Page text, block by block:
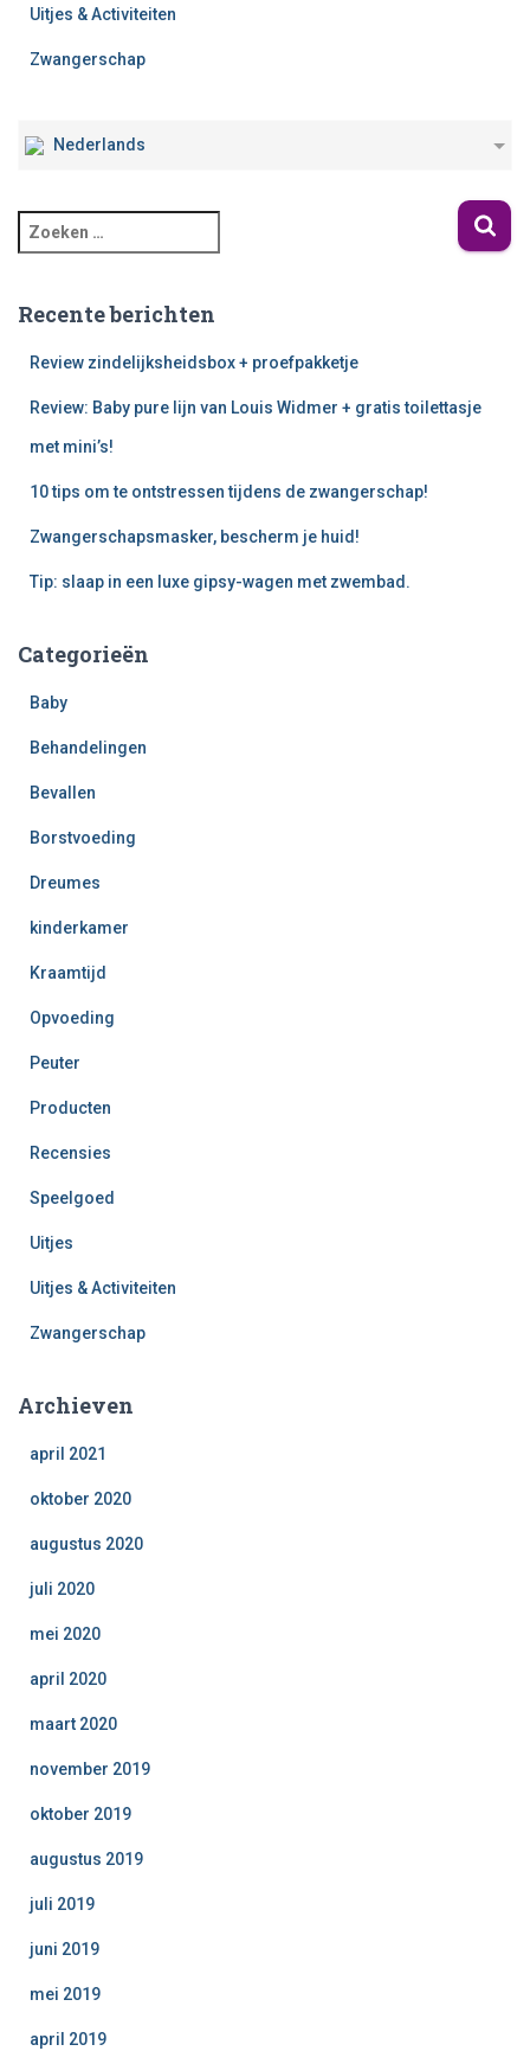
Uitjes & Activiteiten
Zwangerschap
Nederlands
Recente berichten
Review zindelijksheidsbox + proefpakketje
Review: Baby pure lijn van Louis Widmer + gratis toilettasje
met mini’s!
10 tips om te ontstressen tijdens de zwangerschap!
Zwangerschapsmasker, bescherm je huid!
Tip: slaap in een luxe gipsy-wagen met zwembad.
Categorieën
Baby
Behandelingen
Bevallen
Borstvoeding
Dreumes
kinderkamer
Kraamtijd
Opvoeding
Peuter
Producten
Recensies
Speelgoed
Uitjes
Uitjes & Activiteiten
Zwangerschap
Archieven
april 2021
oktober 2020
augustus 2020
juli 2020
mei 2020
april 2020
maart 2020
november 2019
oktober 2019
augustus 2019
juli 2019
juni 2019
mei 2019
april 2019